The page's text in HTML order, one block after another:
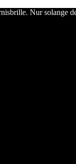
Nur solange